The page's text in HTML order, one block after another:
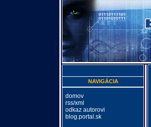
NAVIGÁCIA
domov
rss/xml
odkaz autorovi
blog.portal.sk